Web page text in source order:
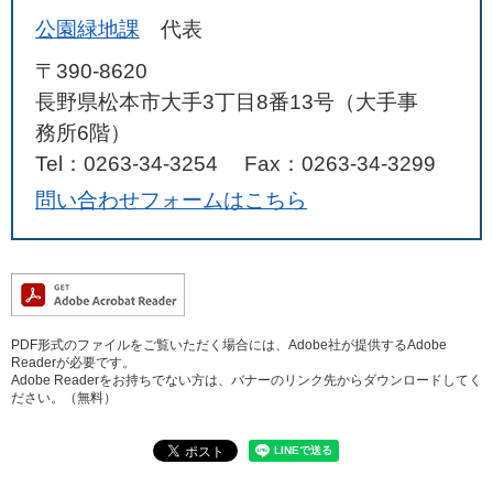
公園緑地課
代表
〒390-8620
長野県松本市大手3丁目8番13号（大手事
務所6階）
Tel：0263-34-3254
Fax：0263-34-3299
問い合わせフォームはこちら
PDF形式のファイルをご覧いただく場合には、Adobe社が提供するAdobe
Readerが必要です。
Adobe Readerをお持ちでない方は、バナーのリンク先からダウンロードしてく
ださい。（無料）